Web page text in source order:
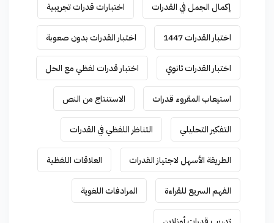
إكمال الجمل في القدرات اختبارات قدرات تجريبية
اختبار القدرات 1447 اختبار القدرات بدون صعوبة
اختبار القدرات ثانوي اختبار قدرات لفظي مع الحل
استيعاب المقروء قدرات الاستنتاج من النص
التفكير التحليلي التناظر اللفظي في القدرات
الطريقة الأسهل لاجتياز القدرات العلاقات اللفظية
الفهم السريع للقراءة المرادفات اللغوية